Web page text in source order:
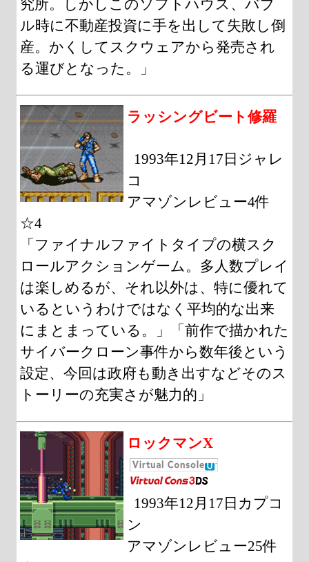
究所。しかしこのソフトハウス、バブ
ル時に不動産投資に手を出して失敗し倒
産。かくしてスクウェアから発売され
る運びとなった。」
ラッシングビート修羅
1993年12月17日ジャレ
コ
アマゾンレビュー4件
☆4
「ファイナルファイトタイプの横スク
ロールアクションゲーム。多人数プレイ
は楽しめるが、それ以外は、特に優れて
いるというわけではなく平均的な出来
にまとまっている。」「前作で描かれた
サイバークローン事件から数年後という
設定、今回は政府も動き出すなどそのス
トーリーの充実さが魅力的」
ロックマンX
1993年12月17日カプコ
ン
アマゾンレビュー25件